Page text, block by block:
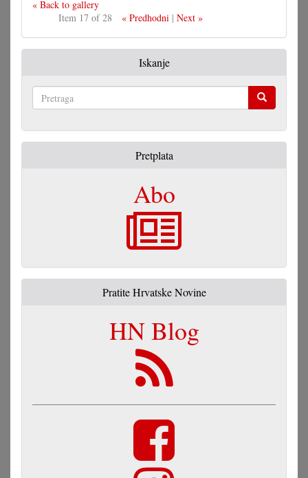
« Back to gallery
Item 17 of 28
« Predhodni| Next »
Iskanje
Pretplata
Abo
Pratite Hrvatske Novine
HN Blog